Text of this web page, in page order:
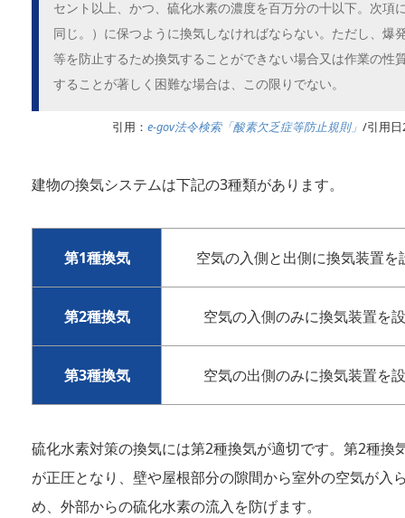
セント以上、かつ、硫化水素の濃度を百万分の十以下。次項
同じ。）に保つように換気しなければならない。ただし、爆
等を防止するため換気することができない場合又は作業の性
することが著しく困難な場合は、この限りでない。
引用： e-gov法令検索「酸素欠乏症等防止規則」 /引用
建物の換気システムは下記の3種類があります。
第1種換気 空気の入側と出側に換気装置を
第2種換気 空気の入側のみに換気装置を
第3種換気 空気の出側のみに換気装置を
硫化水素対策の換気には第2種換気が適切です。第2種換
が正圧となり、壁や屋根部分の隙間から室外の空気が入
め、外部からの硫化水素の流入を防げます。